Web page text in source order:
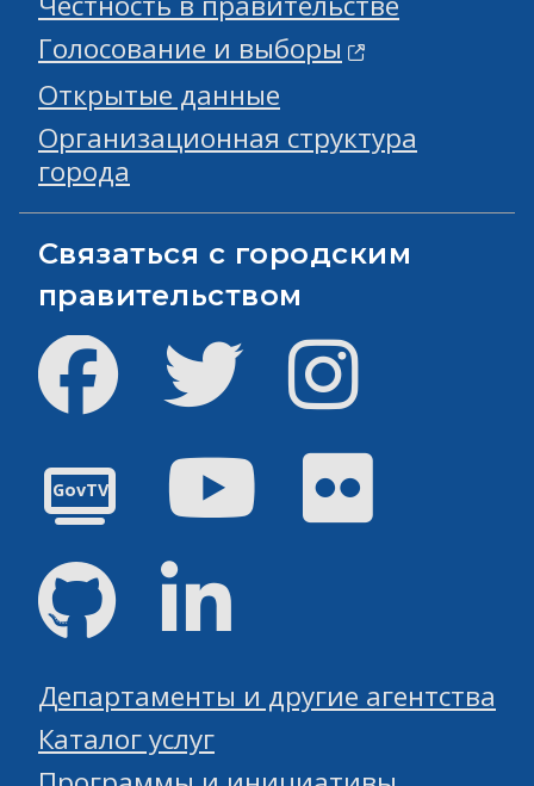
Голосование и выборы
Открытые данные
Организационная структура
города
Связаться с городским
правительством
Facebook Твиттер
GovTV
Youtube
GitHub
Департаменты и другие агентства
Каталог услуг